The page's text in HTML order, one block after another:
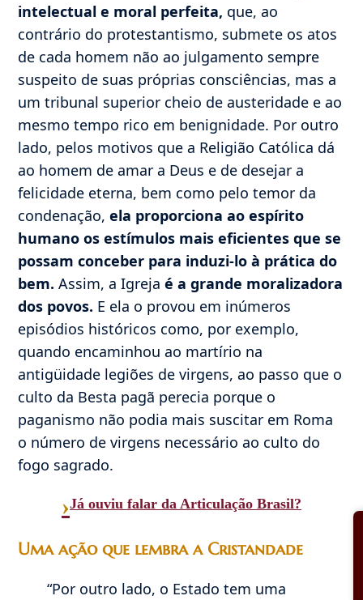
intelectual e moral perfeita, que, ao
contrário do protestantismo, submete os atos
de cada homem não ao julgamento sempre
suspeito de suas próprias consciências, mas a
um tribunal superior cheio de austeridade e ao
mesmo tempo rico em benignidade. Por outro
lado, pelos motivos que a Religião Católica dá
ao homem de amar a Deus e de desejar a
felicidade eterna, bem como pelo temor da
condenação,ela proporciona ao espírito
humano os estímulos mais eficientes que se
possam conceber para induzi-lo à prática do
bem. Assim, a Igrejaé a grande moralizadora
dos povos. E ela o provou em inúmeros
episódios históricos como, por exemplo,
quando encaminhou ao martírio na
antigüidade legiões de virgens, ao passo que o
culto da Besta pagã perecia porque o
paganismo não podia mais suscitar em Roma
o número de virgens necessário ao culto do
fogo sagrado.
›Já ouviu falar da Articulação Brasil?
Uma ação que lembra a Cristandade
“Por outro lado, o Estado tem uma